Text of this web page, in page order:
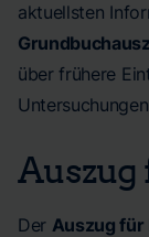
aktuellsten
über frühere
Der Auszug für